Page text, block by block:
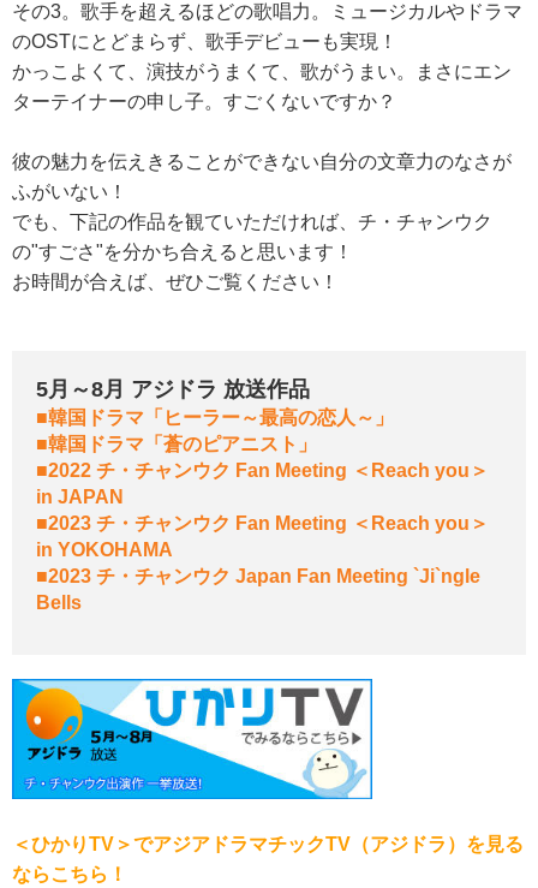
その3。歌手を超えるほどの歌唱力。ミュージカルやドラマ
のOSTにとどまらず、歌手デビューも実現！
かっこよくて、演技がうまくて、歌がうまい。まさにエン
ターテイナーの申し子。すごくないですか？
彼の魅力を伝えきることができない自分の文章力のなさが
ふがいない！
でも、下記の作品を観ていただければ、チ・チャンウク
の"すごさ"を分かち合えると思います！
お時間が合えば、ぜひご覧ください！
5月～8月 アジドラ 放送作品
■韓国ドラマ「ヒーラー～最高の恋人～」
■韓国ドラマ「蒼のピアニスト」
■2022 チ・チャンウク Fan Meeting ＜Reach you＞
in JAPAN
■2023 チ・チャンウク Fan Meeting ＜Reach you＞
in YOKOHAMA
■2023 チ・チャンウク Japan Fan Meeting `Ji`ngle
Bells
＜ひかりTV＞でアジアドラマチックTV（アジドラ）を見る
ならこちら！